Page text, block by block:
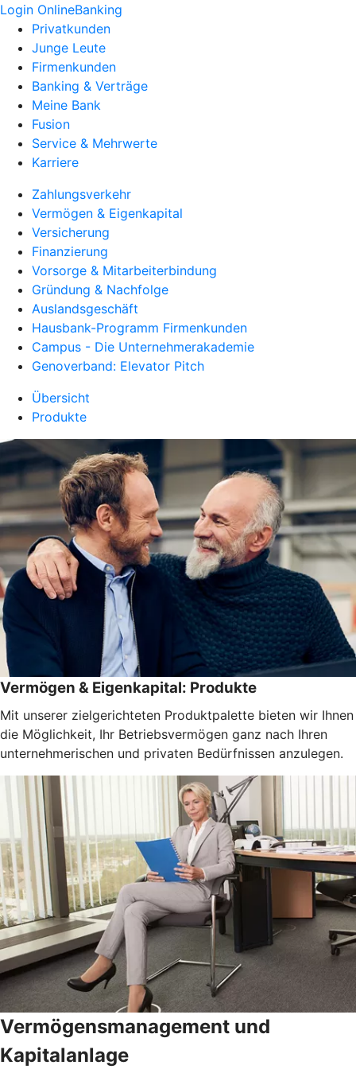
Login OnlineBanking
Privatkunden
Junge Leute
Firmenkunden
Banking & Verträge
Meine Bank
Fusion
Service & Mehrwerte
Karriere
Zahlungsverkehr
Vermögen & Eigenkapital
Versicherung
Finanzierung
Vorsorge & Mitarbeiterbindung
Gründung & Nachfolge
Auslandsgeschäft
Hausbank-Programm Firmenkunden
Campus - Die Unternehmerakademie
Genoverband: Elevator Pitch
Übersicht
Produkte
Vermögen & Eigenkapital: Produkte
Mit unserer zielgerichteten Produktpalette bieten wir Ihnen
die Möglichkeit, Ihr Betriebsvermögen ganz nach Ihren
unternehmerischen und privaten Bedürfnissen anzulegen.
Vermögensmanagement und
Kapitalanlage